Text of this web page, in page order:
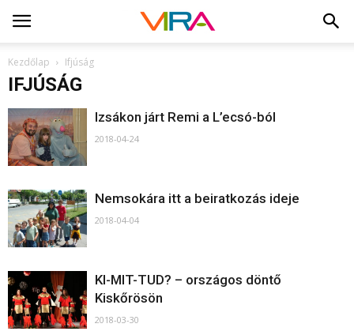
Kezdőlap Ifjúság
IFJÚSÁG
Izsákon járt Remi a L’ecsó-ból
2018-04-24
Nemsokára itt a beiratkozás ideje
2018-04-04
KI-MIT-TUD? – országos döntő
Kiskőrösön
2018-03-30